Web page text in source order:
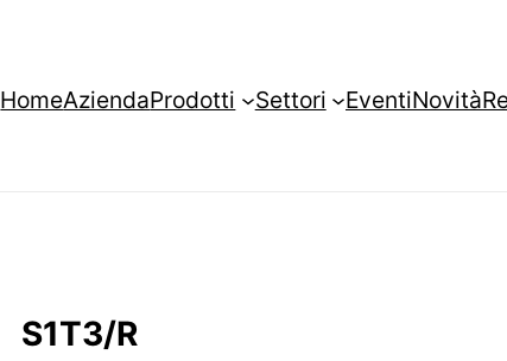
HomeAziendaProdotti Settori EventiNovità
S1T3/R